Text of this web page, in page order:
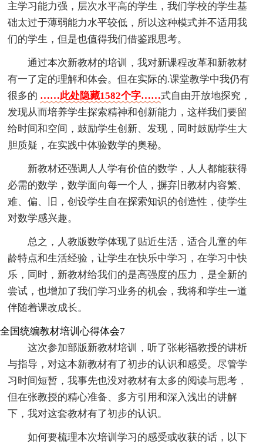
主学习能力强，层次水平高的学生，我们学校的学生基
础太过于薄弱能力水平较低，所以这种模式并不适用我
们的学生，但是也值得我们借鉴跟思考。
通过本次新教材的培训，我对新课程改革和新教材
有一了定的理解和体会。但在实际的.课堂教学中我仍有
很多的 ……此处隐藏1582个字……式自由开放地探究，
发现从而培养学生探索精神和创新能力，这样我们要留
给时间和空间，鼓励学生创新、发现，同时鼓励学生大
胆质疑，在实践中体验数学的奥秘。
新教材还强调人人学有价值的数学，人人都能获得
必需的数学，数学面向每一个人，摒弃旧教材内容繁、
难、偏、旧，创设学生自在探索知识的创造性，使学生
对数学感兴趣。
总之，人教版数学体现了贴近生活，适合儿童的年
龄特点和生活经验，让学生在快乐中学习，在学习中快
乐，同时，新教材给我们的是高强度的压力，是全新的
尝试，也增加了我们学习业务的机会，我将和学生一道
伴随着课改成长。
全国统编教材培训心得体会7
这次参加部版新教材培训，听了张彬福教授的讲析
与指导，对这本新教材有了初步的认识和感受。尽管学
习时间短暂，我事先也没对教材有太多的阅读与思考，
但在张教授的精心准备、多方引用和深入浅出的讲解
下，我对这套教材有了初步的认识。
如何要梳理本次培训学习的感受或收获的话，以下